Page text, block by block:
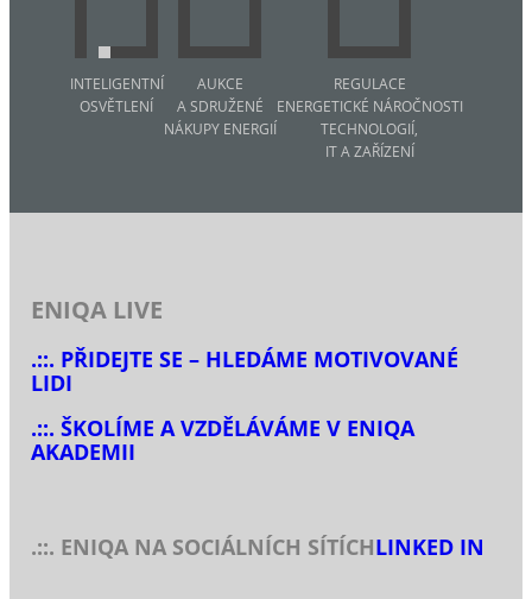
INTELIGENTNÍ
OSVĚTLENÍ
AUKCE
A SDRUŽENÉ
NÁKUPY ENERGIÍ
REGULACE
ENERGETICKÉ NÁROČNOSTI
TECHNOLOGIÍ,
IT A ZAŘÍZENÍ
ENIQA LIVE
.::. PŘIDEJTE SE – HLEDÁME MOTIVOVANÉ
LIDI
.::. ŠKOLÍME A VZDĚLÁVÁME V ENIQA
AKADEMII
.::. ENIQA NA SOCIÁLNÍCH SÍTÍCHLINKED IN